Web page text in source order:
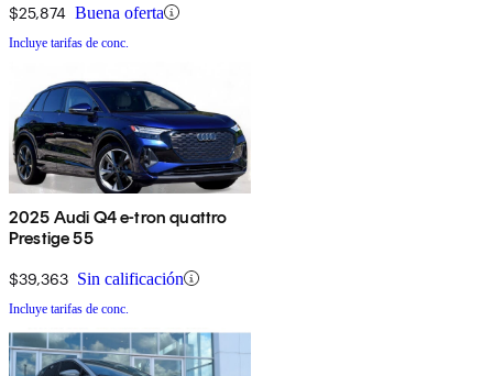
$25,874 Buena oferta
Incluye tarifas de conc.
2025 Audi Q4 e-tron quattro
Prestige 55
$39,363 Sin calificación
Incluye tarifas de conc.